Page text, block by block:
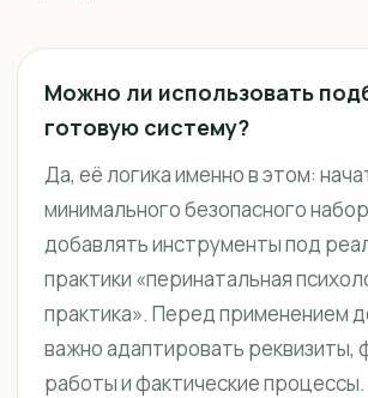
Можно ли использовать
готовую систему?
Да, её логика именно в этом:
минимального безопасного
добавлять инструменты под
практики «перинатальная
практика». Перед применением
важно адаптировать реквизиты,
работы и фактические процессы.